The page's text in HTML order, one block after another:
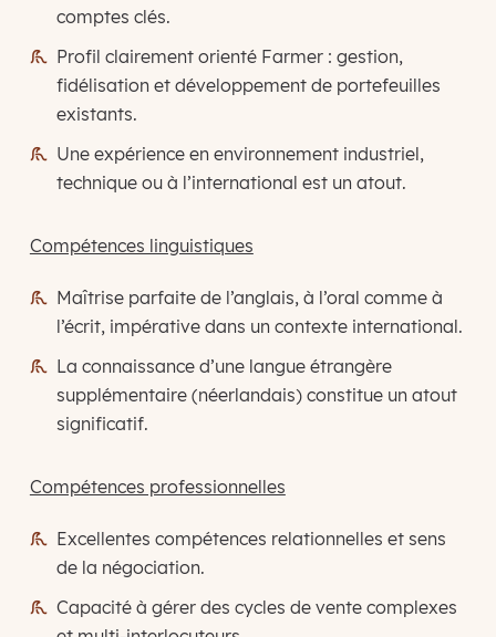
comptes clés.
Profil clairement orienté Farmer : gestion,
fidélisation et développement de portefeuilles
existants.
Une expérience en environnement industriel,
technique ou à l’international est un atout.
Compétences linguistiques
Maîtrise parfaite de l’anglais, à l’oral comme à
l’écrit, impérative dans un contexte international.
La connaissance d’une langue étrangère
supplémentaire (néerlandais) constitue un atout
significatif.
Compétences professionnelles
Excellentes compétences relationnelles et sens
de la négociation.
Capacité à gérer des cycles de vente complexes